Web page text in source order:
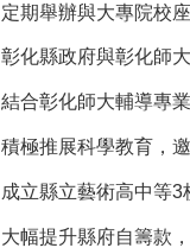
定期舉辦與大專院校
彰化縣政府與彰化師
結合彰化師大輔導專
積極推展科學教育，
成立縣立藝術高中等3
大幅提升縣府自籌款